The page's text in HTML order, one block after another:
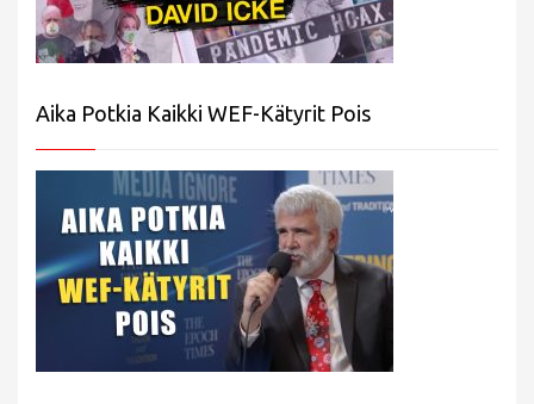
Aika Potkia Kaikki WEF-Kätyrit Pois